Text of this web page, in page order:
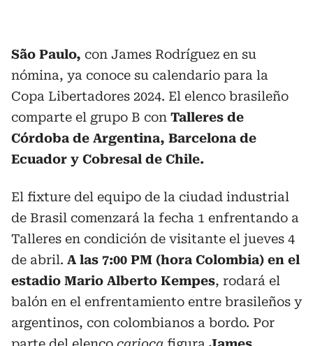
São Paulo, con James Rodríguez en su
nómina, ya conoce su calendario para la
Copa Libertadores 2024. El elenco brasileño
comparte el grupo B con Talleres de
Córdoba de Argentina, Barcelona de
Ecuador y Cobresal de Chile.
El fixture del equipo de la ciudad industrial
de Brasil comenzará la fecha 1 enfrentando a
Talleres en condición de visitante el jueves 4
de abril. A las 7:00 PM (hora Colombia) en el
estadio Mario Alberto Kempes, rodará el
balón en el enfrentamiento entre brasileños y
argentinos, con colombianos a bordo. Por